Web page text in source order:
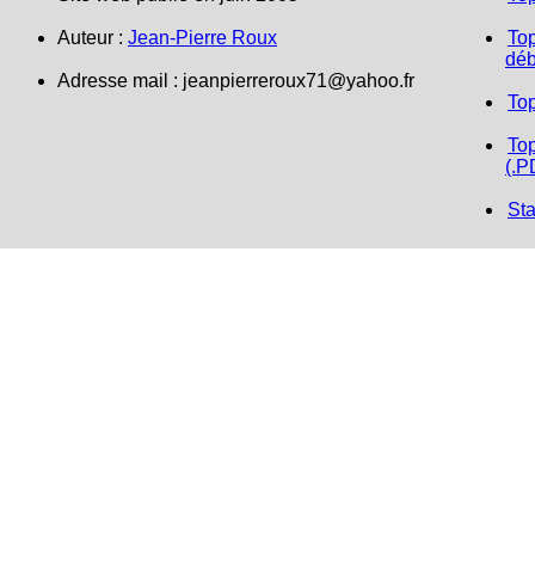
Auteur : Jean-Pierre Roux
Adresse mail : jeanpierreroux71@yahoo.fr